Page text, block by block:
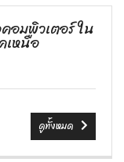
อมพิวเตอร์ ใน
เหนือ
ดูทั้งหมด